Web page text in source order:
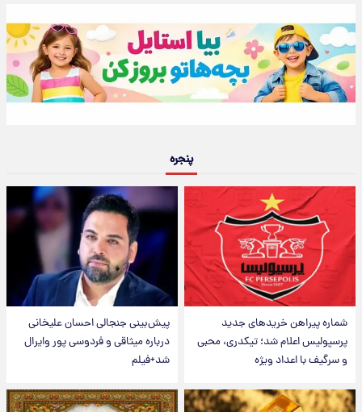
پنجره
شماره پیراهن خریدهای جدید
پرسپولیس اعلام شد؛ تیکدری، محبی
و سرگیف با اعداد ویژه
پیش‌بینی جنجالی احسان علیخانی
درباره میثاقی و فردوسی پور وایرال
شد+فیلم